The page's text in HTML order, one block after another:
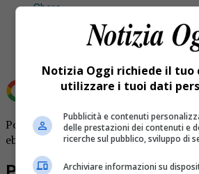
Share
Polstrada Arona, due denunce per
ebbrezza e sotto l’effetto di
Notizia Oggi richiede il tuo
utilizzare i tuoi dati
Pubblicità e contenuti
delle prestazioni dei contenuti e
ricerche sul pubblico, sviluppo di
Archiviare informazioni su